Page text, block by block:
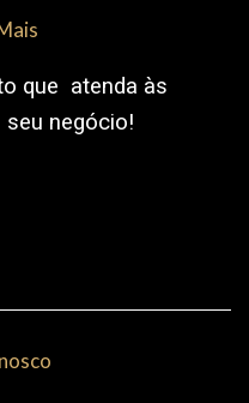
que atenda às
negócio!